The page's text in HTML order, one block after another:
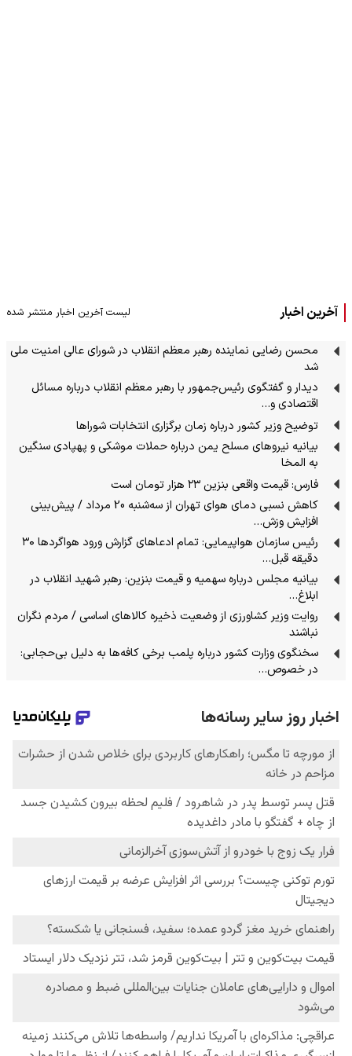
آخرین اخبار لیست آخرین اخبار منتشر شده
محسن رضایی نماینده رهبر معظم انقلاب در شورای عالی امنیت ملی
شد
دیدار و گفتگوی رئیس‌جمهور با رهبر معظم انقلاب درباره مسائل
اقتصادی و…
توضیح وزیر کشور درباره زمان برگزاری انتخابات شوراها
بیانیه نیروهای مسلح یمن درباره حملات موشکی و پهپادی سنگین
به المخا
فارس: قیمت واقعی بنزین ۲۳ هزار تومان است
کاهش نسبی دمای هوای تهران از سه‌شنبه 20 مرداد / پیش‌بینی
افزایش وزش…
رئیس سازمان هواپیمایی: تمام ادعاهای گزارش ورود هواگردها ٣٠
دقیقه قبل…
بیانیه مجلس درباره سهمیه و قیمت بنزین: رهبر شهید انقلاب در
ابلاغ…
روایت وزیر کشاورزی از وضعیت ذخیره کالاهای اساسی / مردم نگران
نباشند
سخنگوی وزارت کشور درباره پلمب برخی کافه‌ها به دلیل بی‌حجابی:
در خصوص…